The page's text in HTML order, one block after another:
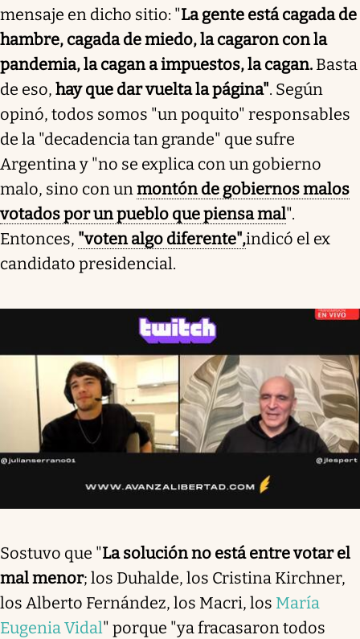
mensaje en dicho sitio: "La gente está cagada de
hambre, cagada de miedo, la cagaron con la
pandemia, la cagan a impuestos, la cagan. Basta
de eso, hay que dar vuelta la página". Según
opinó, todos somos "un poquito" responsables
de la "decadencia tan grande" que sufre
Argentina y "no se explica con un gobierno
malo, sino con unmontón de gobiernos malos
votados por un pueblo que piensa mal".
Entonces, "voten algo diferente",indicó el ex
candidato presidencial.
Sostuvo que "La solución no está entre votar el
mal menor; los Duhalde, los Cristina Kirchner,
los Alberto Fernández, los Macri, los María
Eugenia Vidal" porque "ya fracasaron todos